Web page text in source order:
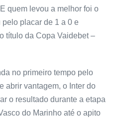
quem levou a melhor foi o
pelo placar de 1 a 0 e
título da Copa Vaidebet –
no primeiro tempo pelo
abrir vantagem, o Inter do
o resultado durante a etapa
do Marinho até o apito